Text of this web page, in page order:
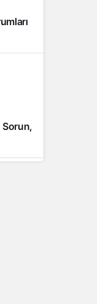
Sorun,